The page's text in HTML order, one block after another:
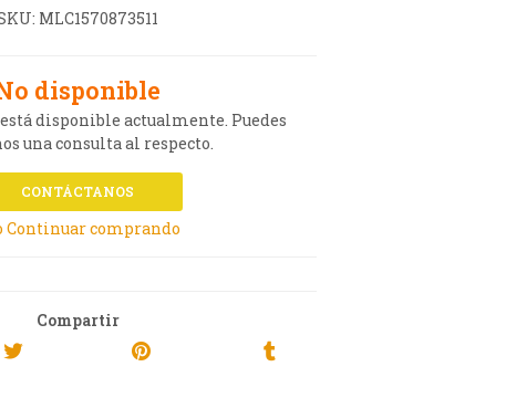
MLC1570873511
disponible
disponible actualmente. Puedes
una consulta al respecto.
CONTÁCTANOS
Continuar comprando
Compartir